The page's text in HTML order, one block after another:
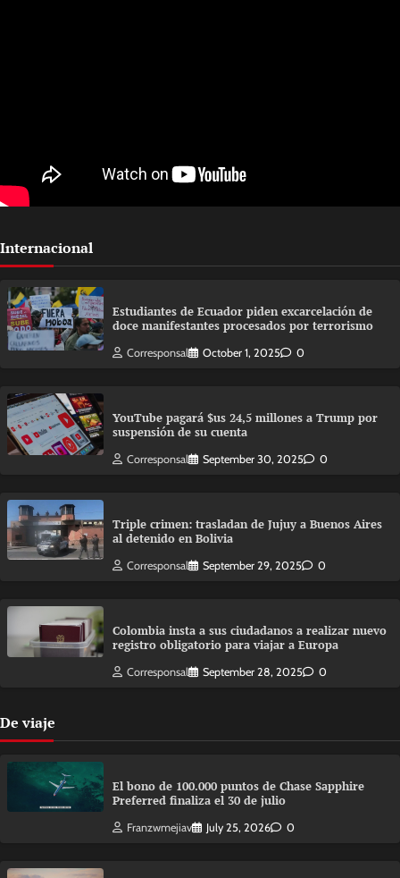
Internacional
Estudiantes de Ecuador piden excarcelación de
doce manifestantes procesados por terrorismo
Corresponsal October 1, 2025 0
YouTube pagará $us 24,5 millones a Trump por
suspensión de su cuenta
Corresponsal September 30, 2025 0
Triple crimen: trasladan de Jujuy a Buenos Aires
al detenido en Bolivia
Corresponsal September 29, 2025 0
Colombia insta a sus ciudadanos a realizar nuevo
registro obligatorio para viajar a Europa
Corresponsal September 28, 2025 0
De viaje
El bono de 100.000 puntos de Chase Sapphire
Preferred finaliza el 30 de julio
Franzwmejiav July 25, 2026 0